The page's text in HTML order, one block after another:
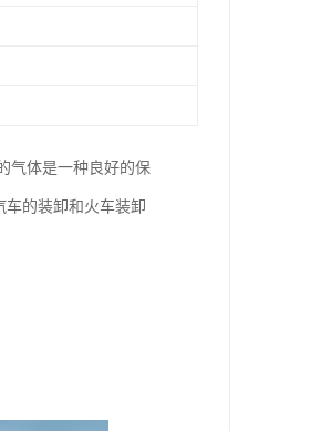
气体是一种良好的保
车的装卸和火车装卸